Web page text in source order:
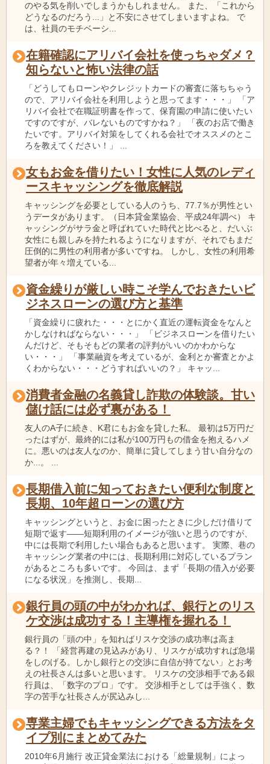
のやる気を削いでしまうかもしれません。 また、「これから
どうなるのだろう...」と不安にさせてしまいますよね。 で
は、社員のモチベーシ...
在籍確認にアリバイ会社を使っちゃダメ？
知らないと怖い法律の話
「どうしてもローンやクレジットカードの審査に落ちちゃう
ので、アリバイ会社を利用しようと思ってます・・・」 「ア
リバイ会社で在職証明書を作って、保育園の申請に使いたい
ですのですが、バレないものですかね？」 「夜のお店で働き
たいです。アリバイ対策をしてくれる会社でオススメのとこ
ろを教えてください！」 ...
女もお金を借りたい！女性に人気のレディ
ースキャッシングを徹底解説
キャッシングを必要としている人のうち、77.7％が男性とい
うデータがあります。（日本貸金業協会、平成24年調べ） キ
ャッシングがサラ金と呼ばれていた時代と比べると、だいぶ
女性にも親しみを持たれるようになりますが、それでもまだ
圧倒的に男性の利用者が多いですね。 しかし、女性の利用希
望者が年々増えている...
資金繰りが厳しい時こそ学んでおきたいビ
ジネスローンの選び方と基準
「資金繰りに疲れた・・・とにかく直近の運転資金をなんと
かしなければならない・・・」 「ビジネスローンを借りたい
んだけど、そもそもどの業者の評判がいいのかわからな
い・・・」 「事業融資を考えているが、金利とか審査とかよ
くわからない・・・どうすればいいの？」 キャッ...
消費者金融の名義貸し詐欺の体験談。甘い
儲け話には必ず裏がある！
友人のA子に続き、K君にもお金を貸した私。 最初は5万円だ
ったはずが、最終的には私が100万円もの借金を抱えるハメ
に。悪いのは友人なのか、簡単に貸してしまう甘い自分なの
か...。 ...
長期借入前に知っておきたい便利な制度と
長期、10年超ローンの選び方
キャッシングというと、お金に困ったときに少しだけ借りて
短期で返す――短期利用のイメージが強いと思うのですが、
中には長期で利用したい場合もあると思います。 実際、巷の
キャッシング業者の中には、長期利用に対応しているプラン
があるところも多いです。 今回は、まず「長期の借入が必要
になる状況」を推測し、長期...
銀行員の頭の中がわかれば、銀行とのリス
ケ交渉は成功する！主導権を握れる！
銀行員の「頭の中」を知ればリスケ交渉の成功率は高ま
る？！ 「経営再建の見込みがあり、リスケが成功すれば急場
をしのげる。しかし銀行との交渉に自信が持てない」とお考
えの社長さんは多いと思います。 リスケの交渉相手である銀
行員は、「数字のプロ」です。 交渉相手としては手強く、数
字の苦手な社長さんが尻込みし...
専業主婦でもキャッシングできる方法をタ
イプ別にまとめてみた
2010年6月施行 改正貸金業法における「総量規制」によっ